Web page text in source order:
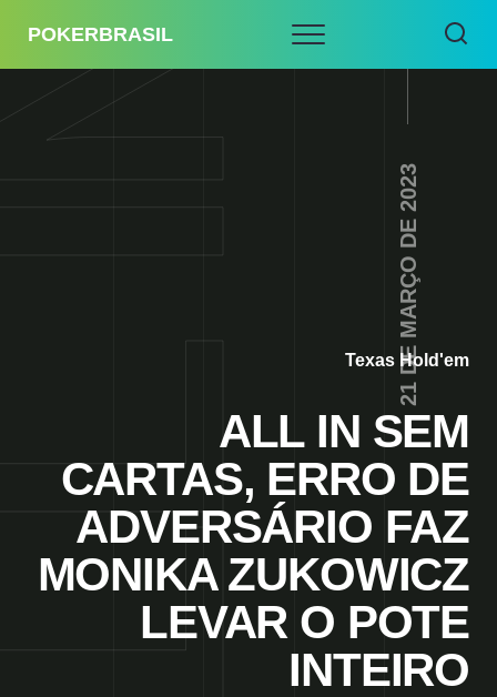
POKERBRASIL
21 DE MARÇO DE 2023
Texas Hold'em
ALL IN SEM
CARTAS, ERRO DE
ADVERSÁRIO FAZ
MONIKA ZUKOWICZ
LEVAR O POTE
INTEIRO